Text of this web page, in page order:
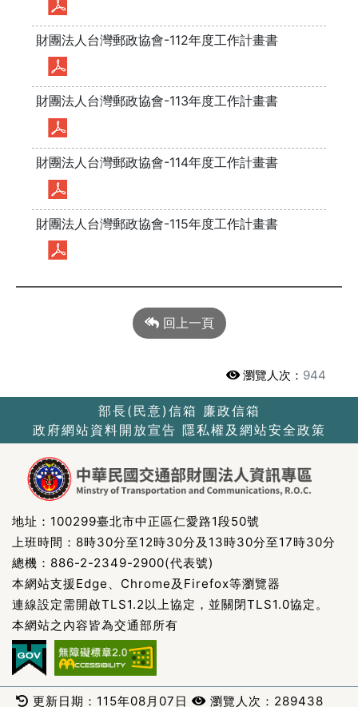
財團法人台灣郵政協會-112年度工作計畫書
財團法人台灣郵政協會-113年度工作計畫書
財團法人台灣郵政協會-114年度工作計畫書
財團法人台灣郵政協會-115年度工作計畫書
回上一頁
瀏覽人次： 944
部長(民意)信箱 廉政信箱
政府網站資料開放宣告 隱私權及網站安全政策
地址：100299臺北市中正區仁愛路1段50號
上班時間：8時30分至12時30分及13時30分至17時30分
總機：886-2-2349-2900(代表號)
本網站支援Edge、Chrome及Firefox等瀏覽器
連線設定需開啟TLS1.2以上協定，並關閉TLS1.0協定。
本網站之內容皆為交通部所有
更新日期：115年08月07日 瀏覽人次：289438